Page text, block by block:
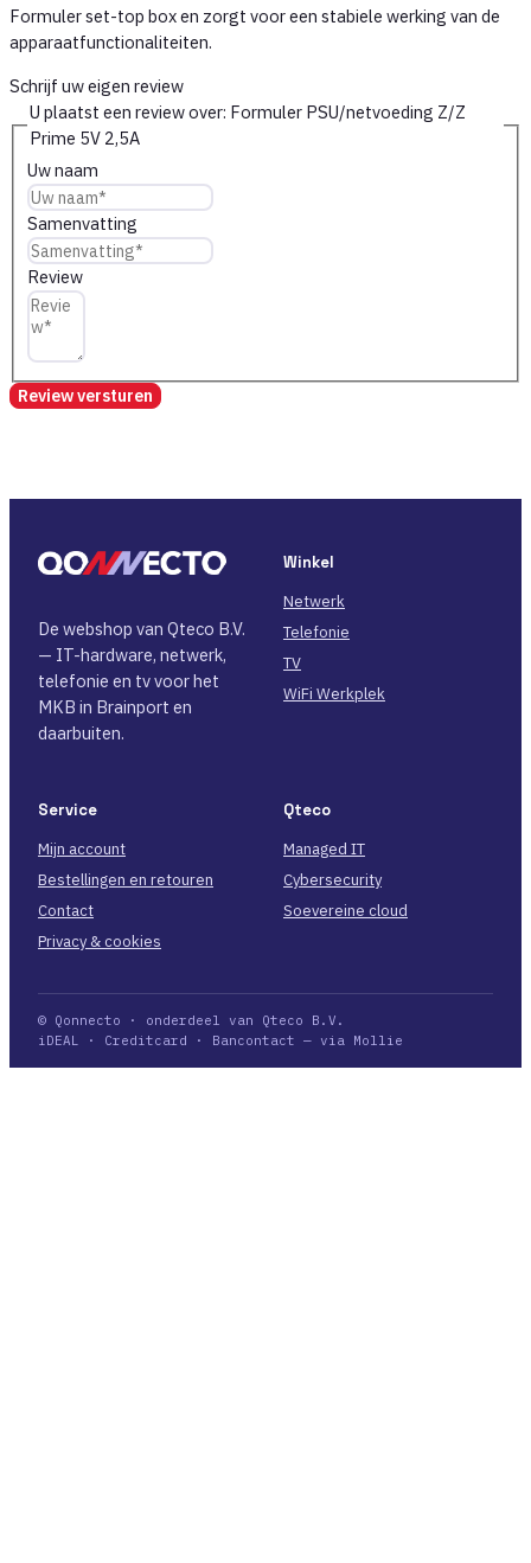
Formuler set-top box en zorgt voor een stabiele werking van de
apparaatfunctionaliteiten.
Schrijf uw eigen review
U plaatst een review over: Formuler PSU/netvoeding Z/Z
Prime 5V 2,5A
Uw naam
Samenvatting
Review
Review versturen
De webshop van Qteco B.V.
— IT-hardware, netwerk,
telefonie en tv voor het
MKB in Brainport en
daarbuiten.
Winkel
Netwerk
Telefonie
TV
WiFi Werkplek
Service
Mijn account
Bestellingen en retouren
Contact
Privacy & cookies
Qteco
Managed IT
Cybersecurity
Soevereine cloud
© Qonnecto · onderdeel van Qteco B.V.
iDEAL · Creditcard · Bancontact — via Mollie